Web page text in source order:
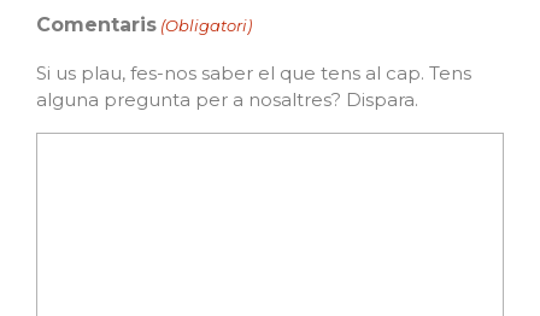
Comentaris (Obligatori)
Si us plau, fes-nos saber el que tens al cap. Tens
alguna pregunta per a nosaltres? Dispara.